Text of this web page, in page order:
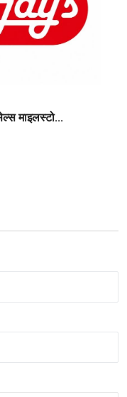
माइलस्टो...